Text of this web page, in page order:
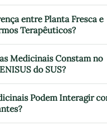
entre Planta Fresca e
Terapêuticos?
Medicinais Constam no
do SUS?
Podem Interagir